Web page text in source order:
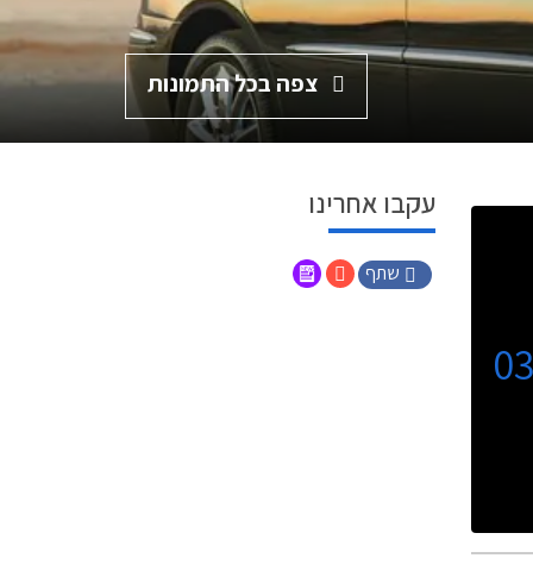
צפה בכל התמונות
עקבו אחרינו
שתף